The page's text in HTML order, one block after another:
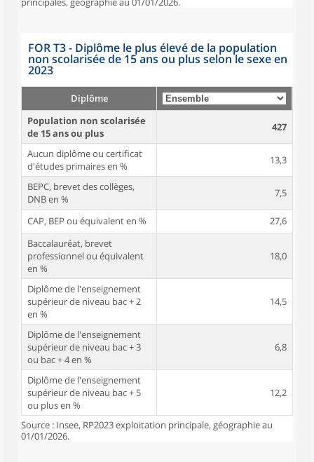
FOR T3 - Diplôme le plus élevé de la population
non scolarisée de 15 ans ou plus selon le sexe en
2023
Diplôme
Population non scolarisée
de 15 ans ou plus
427
Aucun diplôme ou certificat
d'études primaires en %
13,3
BEPC, brevet des collèges,
DNB en %
7,5
CAP, BEP ou équivalent en %
27,6
Baccalauréat, brevet
professionnel ou équivalent
en %
18,0
Diplôme de l'enseignement
supérieur de niveau bac + 2
en %
14,5
Diplôme de l'enseignement
supérieur de niveau bac + 3
ou bac + 4 en %
6,8
Diplôme de l'enseignement
supérieur de niveau bac + 5
ou plus en %
12,2
Source : Insee, RP2023 exploitation principale, géographie au
01/01/2026.